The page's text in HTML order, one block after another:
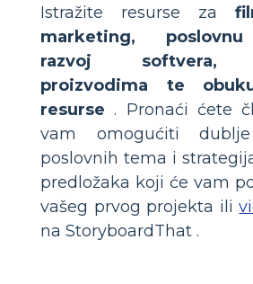
Istražite resurse za
marketing,
razvoj softvera,
proizvodima te
resurse . Pronaći ćete
vam omogućiti dublje
poslovnih tema i
predložaka koji će vam
vašeg prvog projekta ili
na StoryboardThat .